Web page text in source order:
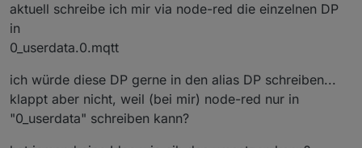
aktuell schreibe ich mir via node-red die einzelnen DP
in
0_userdata.0.mqtt
ich würde diese DP gerne in den alias DP schreiben...
klappt aber nicht, weil (bei mir) node-red nur in
"0_userdata" schreiben kann?